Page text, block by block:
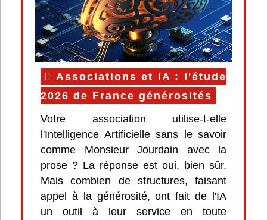
Associations et IA : l'étude
2026 de France générosités
Votre association utilise-t-elle
l'Intelligence Artificielle sans le savoir
comme Monsieur Jourdain avec la
prose ? La réponse est oui, bien sûr.
Mais combien de structures, faisant
appel à la générosité, ont fait de l'IA
un outil à leur service en toute